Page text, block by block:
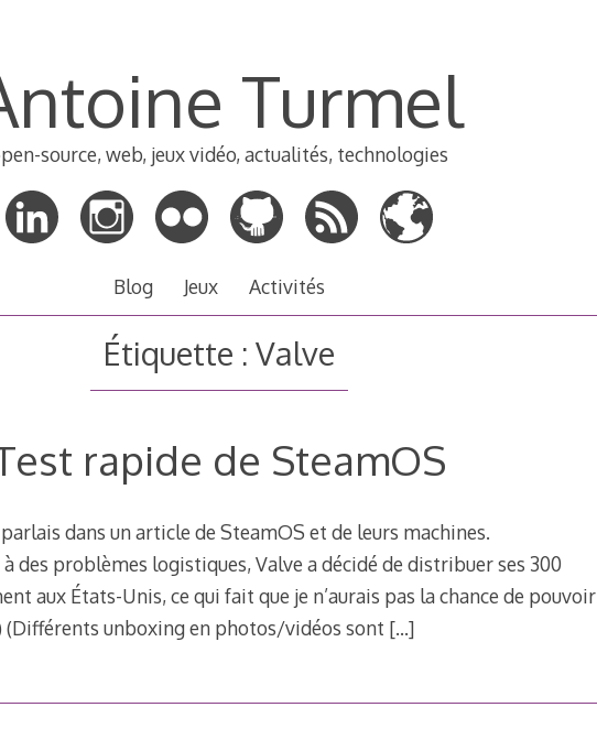
Turmel
source, web, jeux vidéo, actualités, technologies
Blog Jeux Activités
Étiquette : Valve
rapide de SteamOS
dans un article de SteamOS et de leurs machines.
des problèmes logistiques, Valve a décidé de distribuer ses 300
aux États-Unis, ce qui fait que je n’aurais pas la chance de pouvoir
(Différents unboxing en photos/vidéos sont […]